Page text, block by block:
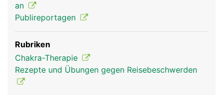
an
Publireportagen
Rubriken
Chakra-Therapie
Rezepte und Übungen gegen Reisebeschwerden